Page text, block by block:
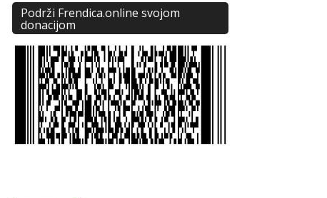
Podrži Frendica.online svojom
donacijom